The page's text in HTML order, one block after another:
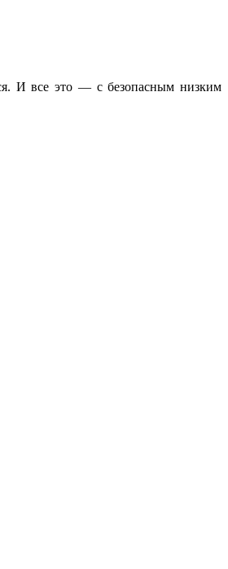
И все это — с безопасным низким